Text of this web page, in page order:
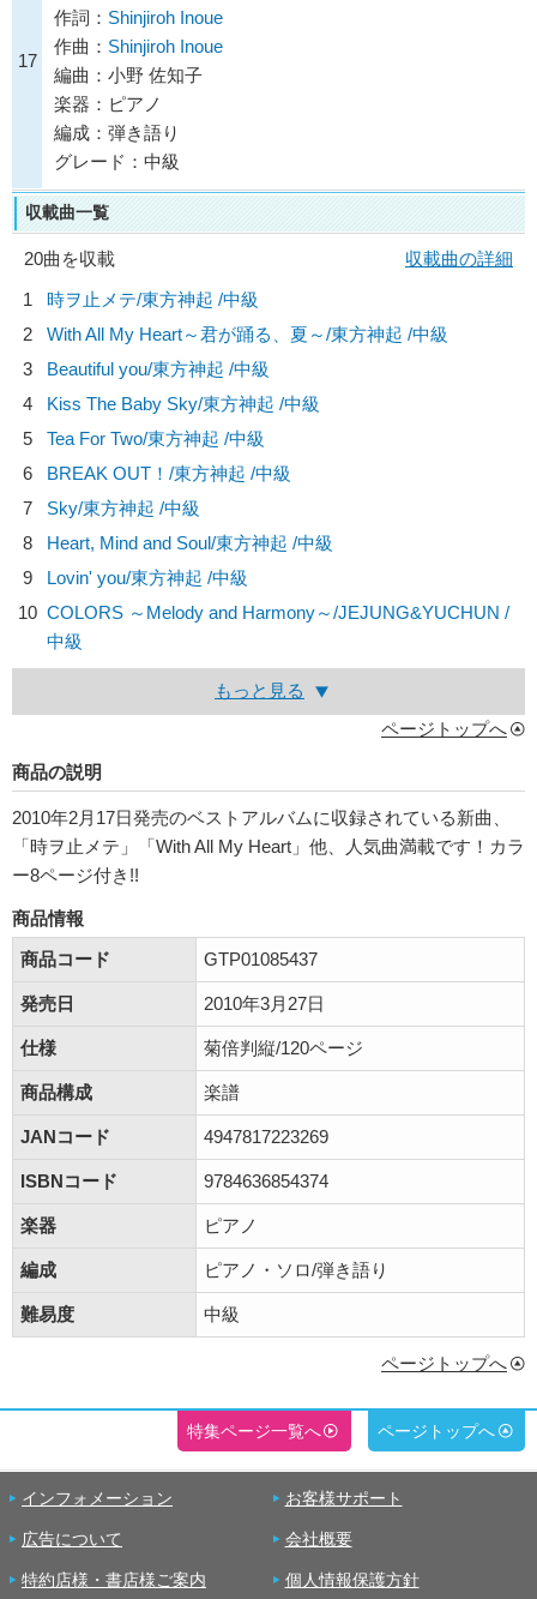
17
作詞： Shinjiroh Inoue
作曲： Shinjiroh Inoue
編曲：小野 佐知子
楽器：ピアノ
編成：弾き語り
グレード：中級
収載曲一覧
20曲を収載
収載曲の詳細
1
時ヲ止メテ/東方神起 /中級
2
With All My Heart～君が踊る、夏～/東方神起 /中級
3
Beautiful you/東方神起 /中級
4
Kiss The Baby Sky/東方神起 /中級
5
Tea For Two/東方神起 /中級
6
BREAK OUT！/東方神起 /中級
7
Sky/東方神起 /中級
8
Heart, Mind and Soul/東方神起 /中級
9
Lovin' you/東方神起 /中級
10 COLORS ～Melody and Harmony～/JEJUNG&YUCHUN /
中級
もっと見る
ページトップへ
商品の説明
2010年2月17日発売のベストアルバムに収録されている新曲、
「時ヲ止メテ」「With All My Heart」他、人気曲満載です！カラ
ー8ページ付き!!
商品情報
商品コード
GTP01085437
発売日 2010年3月27日
仕様 菊倍判縦/120ページ
商品構成 楽譜
JANコード 4947817223269
ISBNコード 9784636854374
楽器 ピアノ
編成 ピアノ・ソロ/弾き語り
難易度 中級
ページトップへ
特集ページ一覧へ ページトップへ
インフォメーション お客様サポート
広告について 会社概要
特約店様・書店様ご案内 個人情報保護方針